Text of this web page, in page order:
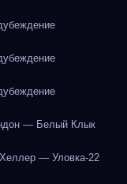
— Белый Клык
— Уловка-22